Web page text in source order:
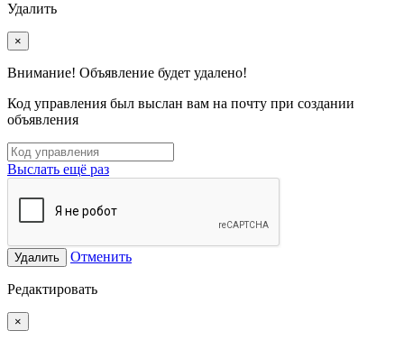
Удалить
×
Внимание! Объявление будет удалено!
Код управления был выслан вам на почту при создании
объявления
Выслать ещё раз
Удалить Отменить
Редактировать
×